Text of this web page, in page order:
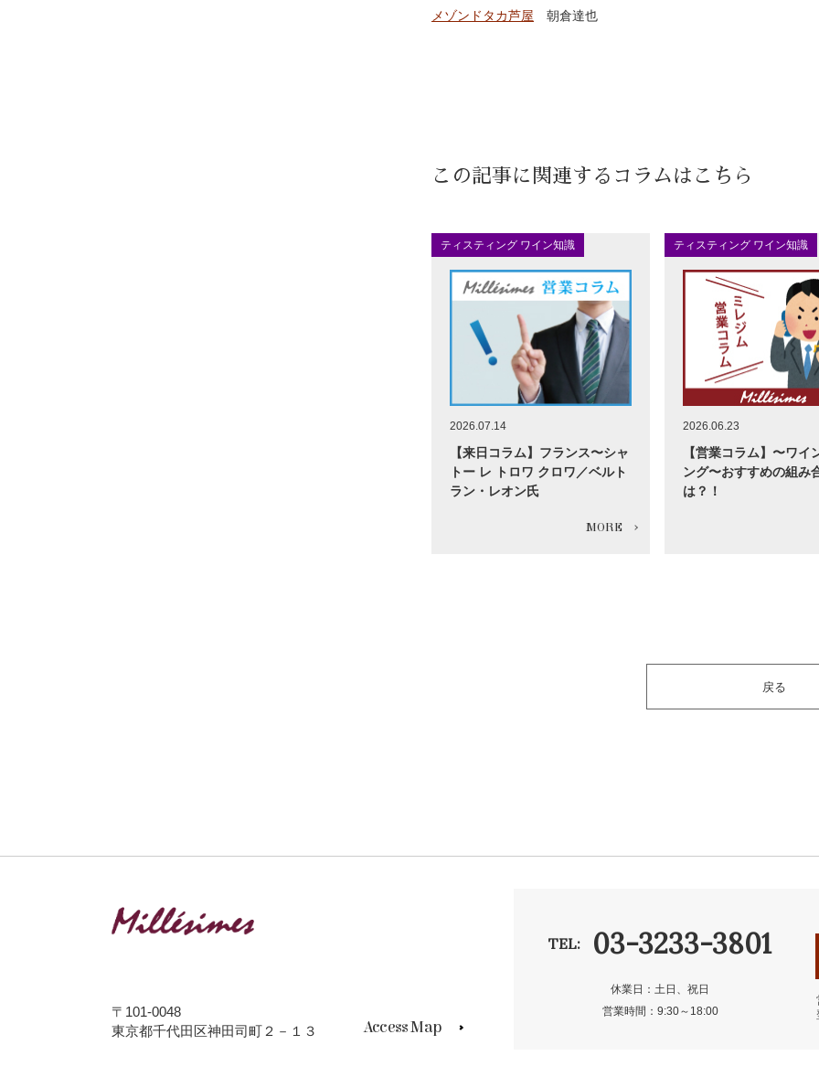
メゾンドタカ芦屋 朝倉達也
この記事に関連するコラムはこちら
ティスティング ワイン知識
2026.07.14
【来日コラム】フランス〜シャ
トー レ トロワ クロワ／ベルト
ラン・レオン氏
ティスティング ワイン知識
2026.06.23
【営業コラム】〜ワイ
ング〜おすすめの組み
は？！
戻る
TEL: 03-3233-3801
休業日：土日、祝日
営業時間：9:30～18:00
〒101-0048
東京都千代田区神田司町２－１３
Access Map